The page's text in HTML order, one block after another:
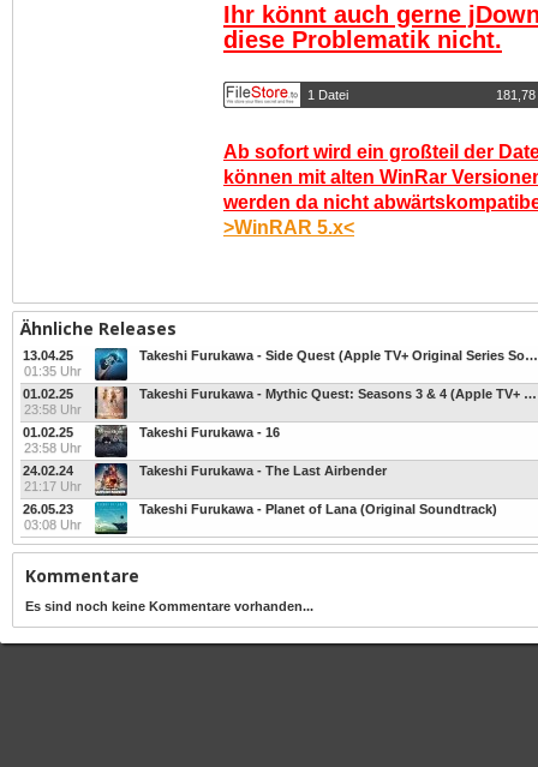
Ihr könnt auch gerne
diese Problematik nicht.
1 Datei
Ab sofort wird ein großteil der
können mit alten WinRar
werden da nicht
>WinRAR 5.x<
Ähnliche Releases
13.04.25
01:35 Uhr
Takeshi Furukawa - Side Quest (Apple TV+ Original Series Soundtrack)
01.02.25
23:58 Uhr
Takeshi Furukawa - Mythic Quest: Seasons 3 & 4 (Apple TV+ Original Seri
01.02.25
23:58 Uhr
Takeshi Furukawa - 16
24.02.24
21:17 Uhr
Takeshi Furukawa - The Last Airbender
26.05.23
03:08 Uhr
Takeshi Furukawa - Planet of Lana (Original Soundtrack)
Kommentare
Es sind noch keine Kommentare vorhanden...